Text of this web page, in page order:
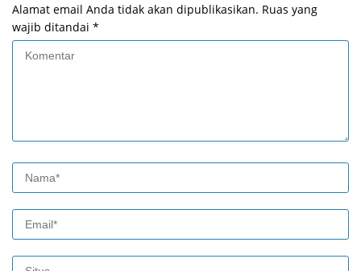
Alamat email Anda tidak akan dipublikasikan. Ruas yang
wajib ditandai *